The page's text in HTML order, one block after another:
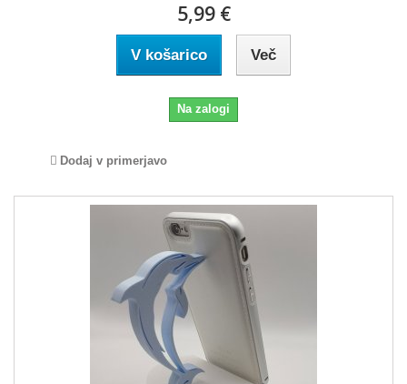
5,99 €
V košarico Več
Na zalogi
Dodaj v primerjavo